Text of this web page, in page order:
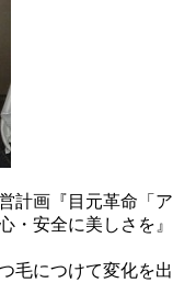
計画『目元革命「ア
・安全に美しさを』
毛につけて変化を出